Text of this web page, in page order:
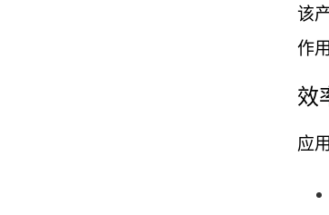
该
作
效
应